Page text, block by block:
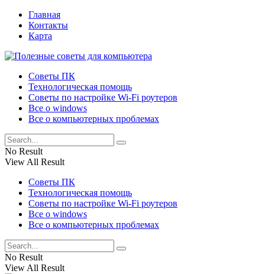
Главная
Контакты
Карта
Советы ПК
Технологическая помощь
Советы по настройке Wi-Fi роутеров
Все о windows
Все о компьютерных проблемах
No Result
View All Result
Советы ПК
Технологическая помощь
Советы по настройке Wi-Fi роутеров
Все о windows
Все о компьютерных проблемах
No Result
View All Result